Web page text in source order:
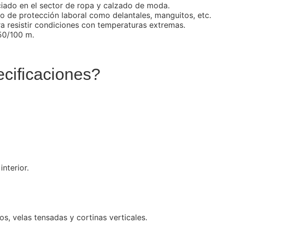
en el sector de ropa y calzado de moda.
de protección laboral como delantales, manguitos, etc.
resistir condiciones con temperaturas extremas.
100 m.
velas tensadas y cortinas verticales.